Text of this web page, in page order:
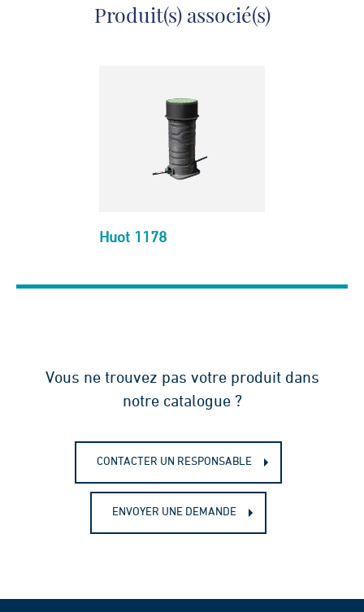
Produit(s) associé(s)
Huot 1178
Vous ne trouvez pas votre produit dans
notre catalogue ?
CONTACTER UN RESPONSABLE
ENVOYER UNE DEMANDE